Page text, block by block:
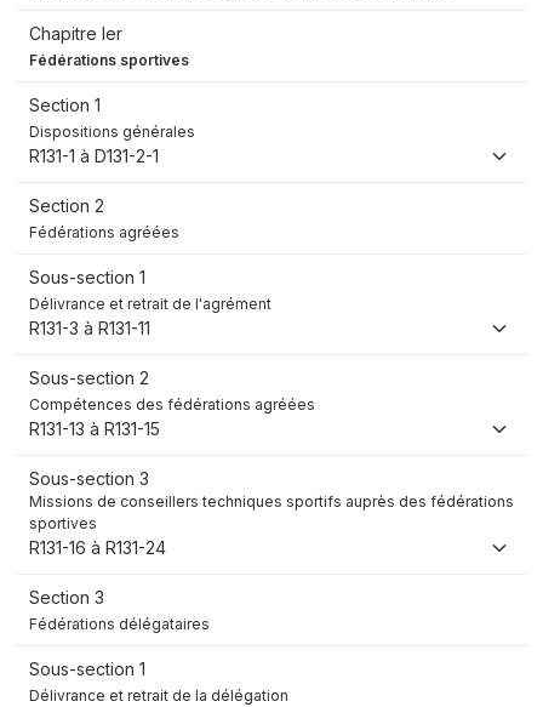
Chapitre Ier
Fédérations sportives
Section 1
Dispositions générales
R131-1 à D131-2-1
Section 2
Fédérations agréées
Sous-section 1
Délivrance et retrait de l'agrément
R131-3 à R131-11
Sous-section 2
Compétences des fédérations agréées
R131-13 à R131-15
Sous-section 3
Missions de conseillers techniques sportifs auprès des fédérations
sportives
R131-16 à R131-24
Section 3
Fédérations délégataires
Sous-section 1
Délivrance et retrait de la délégation